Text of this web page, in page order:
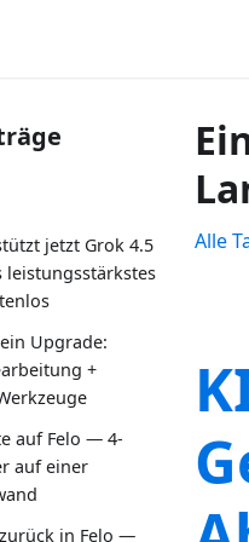
jetzt Grok 4.5
leistungsstärkstes
Upgrade:
+
auf Felo — 4-
auf einer
in Felo —
Alle